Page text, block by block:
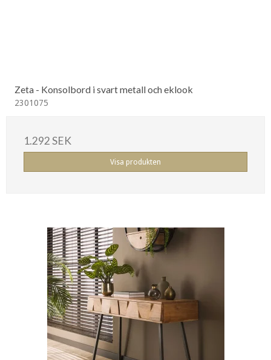
Zeta - Konsolbord i svart metall och eklook
2301075
1.292 SEK
Visa produkten